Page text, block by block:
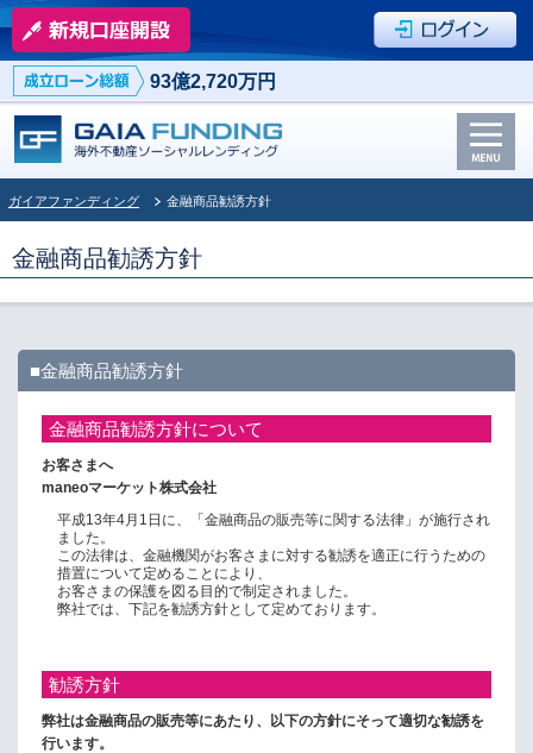
93億2,720万円
ガイアファンディング 金融商品勧誘方針
金融商品勧誘方針
■金融商品勧誘方針
金融商品勧誘方針について
お客さまへ
maneoマーケット株式会社
平成13年4月1日に、「金融商品の販売等に関する法律」が施行され
ました。
この法律は、金融機関がお客さまに対する勧誘を適正に行うための
措置について定めることにより、
お客さまの保護を図る目的で制定されました。
弊社では、下記を勧誘方針として定めております。
勧誘方針
弊社は金融商品の販売等にあたり、以下の方針にそって適切な勧誘を
行います。